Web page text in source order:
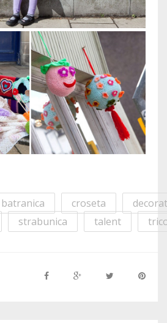
batranica croseta
strabunica talent